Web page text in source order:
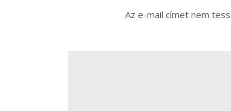
Az e-mail címet nem